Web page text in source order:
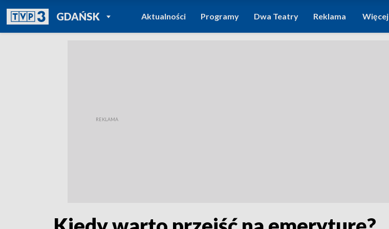
GDAŃSKPOWRÓT DO
TVP REGIONY
Aktualności Programy Dwa Teatry Reklama Więcej